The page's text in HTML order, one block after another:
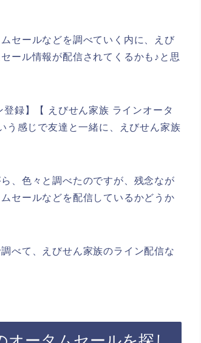
セールなどを調べていく内に、えび
ール情報が配信されてくるかも♪と思
録】【 えびせん家族 ラインオータ
う感じで友達と一緒に、えびせん家族
、色々と調べたのですが、残念なが
セールなどを配信しているかどうか
べて、えびせん家族のライン配信な